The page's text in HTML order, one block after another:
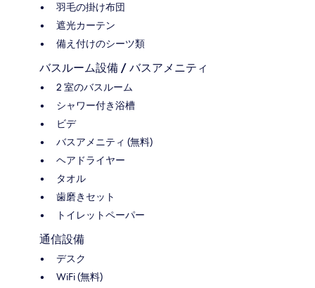
羽毛の掛け布団
遮光カーテン
備え付けのシーツ類
バスルーム設備 / バスアメニティ
2 室のバスルーム
シャワー付き浴槽
ビデ
バスアメニティ (無料)
ヘアドライヤー
タオル
歯磨きセット
トイレットペーパー
通信設備
デスク
WiFi (無料)